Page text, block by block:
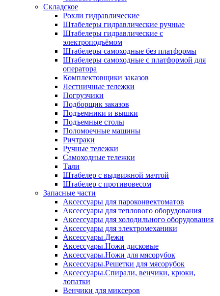
Складское
Рохли гидравлические
Штабелеры гидравлические ручные
Штабелеры гидравлические с
электроподъёмом
Штабелеры самоходные без платформы
Штабелеры самоходные с платформой для
оператора
Комплектовщики заказов
Лестничные тележки
Погрузчики
Подборщик заказов
Подъемники и вышки
Подъемные столы
Поломоечные машины
Ричтраки
Ручные тележки
Самоходные тележки
Тали
Штабелер с выдвижной мачтой
Штабелер с противовесом
Запасные части
Аксессуары для пароконвектоматов
Аксессуары для теплового оборудования
Аксессуары для холодильного оборудования
Аксессуары для электромеханики
Аксессуары.Дежи
Аксессуары.Ножи дисковые
Аксессуары.Ножи для мясорубок
Аксессуары.Решетки для мясорубок
Аксессуары.Спирали, венчики, крюки,
лопатки
Венчики для миксеров